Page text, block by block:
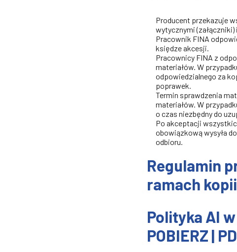
Producent przekazuje
wytycznymi
Pracownik FINA
księdze akcesji.
Pracownicy FINA z
materiałów. W
odpowiedzialnego za
poprawek.
Termin sprawdzenia
materiałów. W
o czas niezbędny do
Po akceptacji
obowiązkową wysyła
odbioru.
Regulamin
ramach
Polityka AI
POBIERZ |